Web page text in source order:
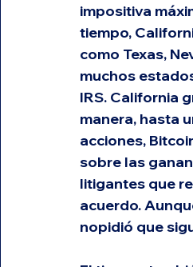
impositiva
tiempo,
como Texas,
muchos
IRS. California
manera, hasta
acciones,
sobre las
litigantes que
acuerdo.
nopidió que